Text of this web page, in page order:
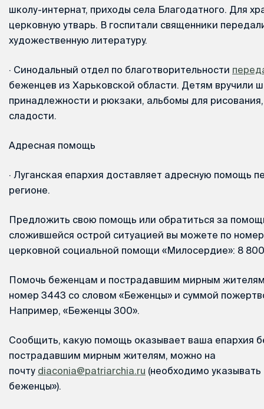
школу-интернат, приходы села Благодатного. Для
церковную утварь. В госпитали священники
художественную литературу.
· Синодальный отдел по благотворительности
беженцев из Харьковской области. Детям вручили
принадлежности и рюкзаки, альбомы для
сладости.
Адресная помощь
· Луганская епархия доставляет адресную помощь
регионе.
Предложить свою помощь или обратиться за
сложившейся острой ситуацией вы можете по
церковной социальной помощи «Милосердие»: 8
Помочь беженцам и пострадавшим мирным
номер 3443 со словом «Беженцы» и суммой
Например, «Беженцы 300».
Сообщить, какую помощь оказывает ваша епархия
пострадавшим мирным жителям, можно на
почту diaconia@patriarchia.ru (необходимо
беженцы»).